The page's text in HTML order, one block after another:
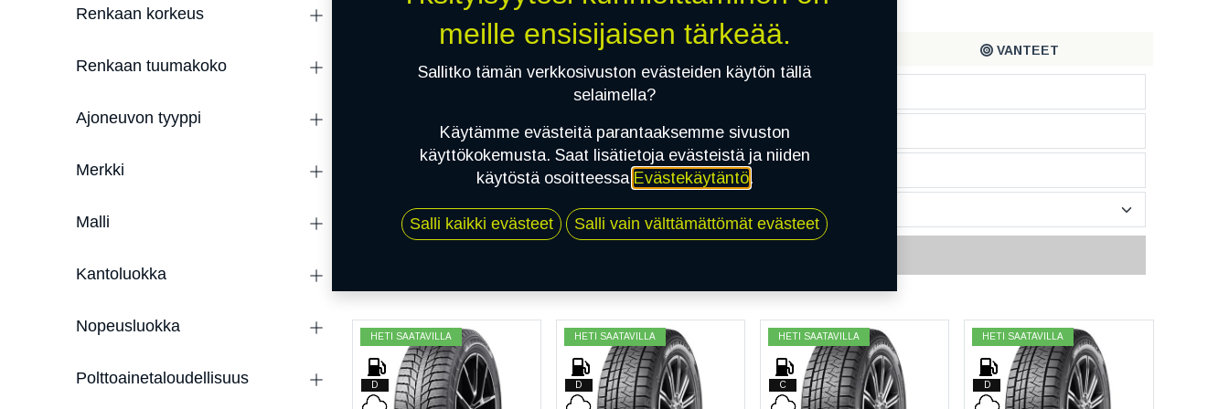
Renkaan korkeus
Renkaan tuumakoko
Ajoneuvon tyyppi
Merkki
Malli
Kantoluokka
Nopeusluokka
Polttoainetaloudellisuus
taloudellisen ja polttoainetta säästävän ajon!
VANTEET
HETI SAATAVILLA
D
HETI SAATAVILLA
D
HETI SAATAVILLA
C
HETI SAATAVILLA
D
meille ensisijaisen tärkeää.
Sallitko tämän verkkosivuston evästeiden käytön tällä
selaimella?
Käytämme evästeitä parantaaksemme sivuston
käyttökokemusta. Saat lisätietoja evästeistä ja niiden
käytöstä osoitteessa Evästekäytäntö.
Salli kaikki evästeet Salli vain välttämättömät evästeet